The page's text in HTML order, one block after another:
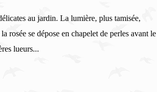
au jardin. La lumière, plus tamisée,
rosée se dépose en chapelet de perles avant le
lueurs...